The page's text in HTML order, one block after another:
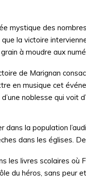
mystique des
la victoire
à moudre aux
de Marignan
en musique cet
noblesse qui voit
la population
dans les églises.
les livres scolaires où
du héros, sans peur